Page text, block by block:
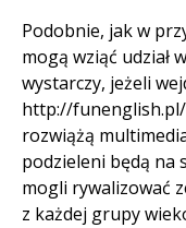
Podobnie, jak w
mogą wziąć udział
wystarczy, jeżeli
http://
rozwiążą
podzieleni będą na
mogli rywalizować
z każdej grupy